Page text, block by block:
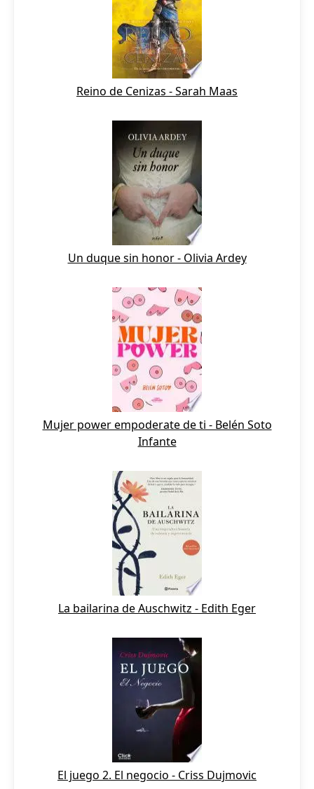
Reino de Cenizas - Sarah Maas
Un duque sin honor - Olivia Ardey
Mujer power empoderate de ti - Belén Soto
Infante
La bailarina de Auschwitz - Edith Eger
El juego 2. El negocio - Criss Dujmovic